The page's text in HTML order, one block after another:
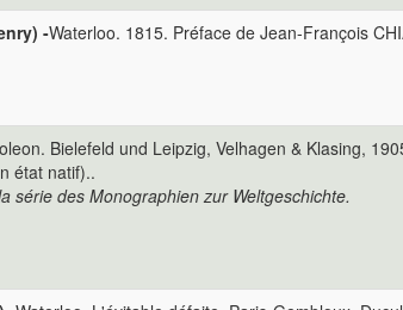
-Waterloo. 1815. Préface de Jean-François
Bielefeld und Leipzig, Velhagen & Klasing,
état natif)..
série des Monographien zur Weltgeschichte.